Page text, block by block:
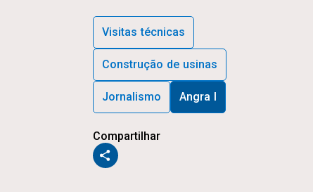
Visitas técnicas
Construção de usinas
Jornalismo Angra I
Compartilhar